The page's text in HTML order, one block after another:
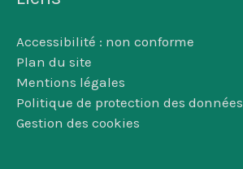
Accessibilité : non conforme
Plan du site
Mentions légales
Politique de protection des données
Gestion des cookies